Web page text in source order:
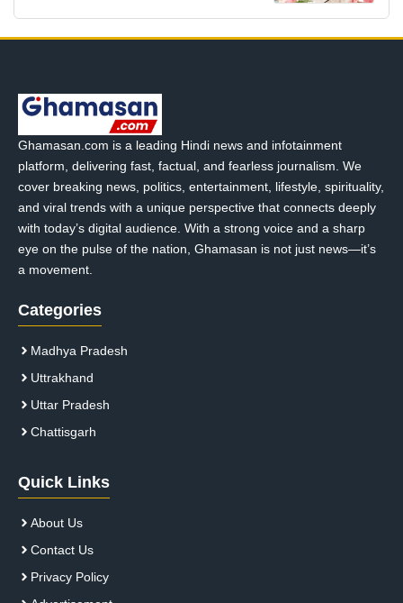
Ghamasan.com is a leading Hindi news and infotainment
platform, delivering fast, factual, and fearless journalism. We
cover breaking news, politics, entertainment, lifestyle, spirituality,
and viral trends with a unique perspective that connects deeply
with today’s digital audience. With a strong voice and a sharp
eye on the pulse of the nation, Ghamasan is not just news—it’s
a movement.
Categories
Madhya Pradesh
Uttrakhand
Uttar Pradesh
Chattisgarh
Quick Links
About Us
Contact Us
Privacy Policy